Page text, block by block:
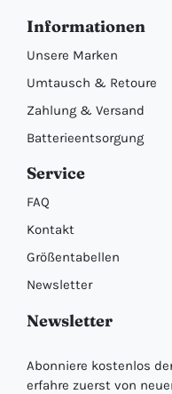
Informationen
Unsere Marken
Umtausch & Retoure
Zahlung & Versand
Batterieentsorgung
Service
FAQ
Kontakt
Größentabellen
Newsletter
Newsletter
Abonniere kostenlos
erfahre zuerst von